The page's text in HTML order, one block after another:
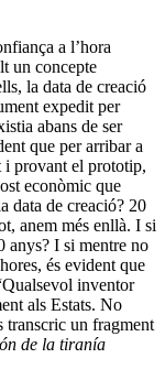
a l’hora
un concepte
la data de creació
expedit per
abans de ser
que per arribar a
i provant el prototip,
econòmic que
data de creació? 20
anem més enllà. I si
anys? I si mentre no
és evident que
inventor
als Estats. No
transcric un fragment
de la tiranía